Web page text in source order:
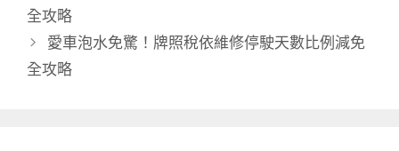
全攻略
愛車泡水免驚！牌照稅依維修停駛天數比例減免
全攻略